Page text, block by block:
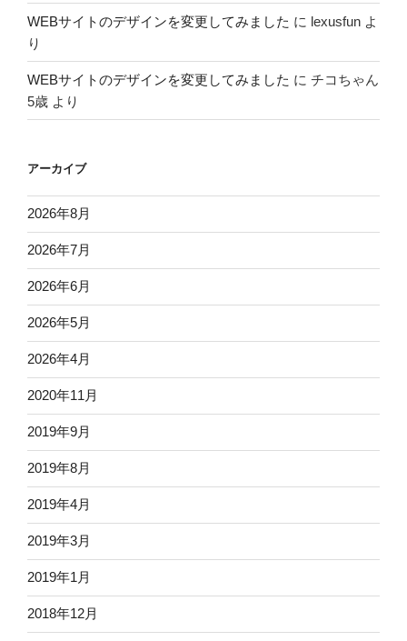
WEBサイトのデザインを変更してみました に lexusfun よ
り
WEBサイトのデザインを変更してみました に チコちゃん
5歳 より
アーカイブ
2026年8月
2026年7月
2026年6月
2026年5月
2026年4月
2020年11月
2019年9月
2019年8月
2019年4月
2019年3月
2019年1月
2018年12月